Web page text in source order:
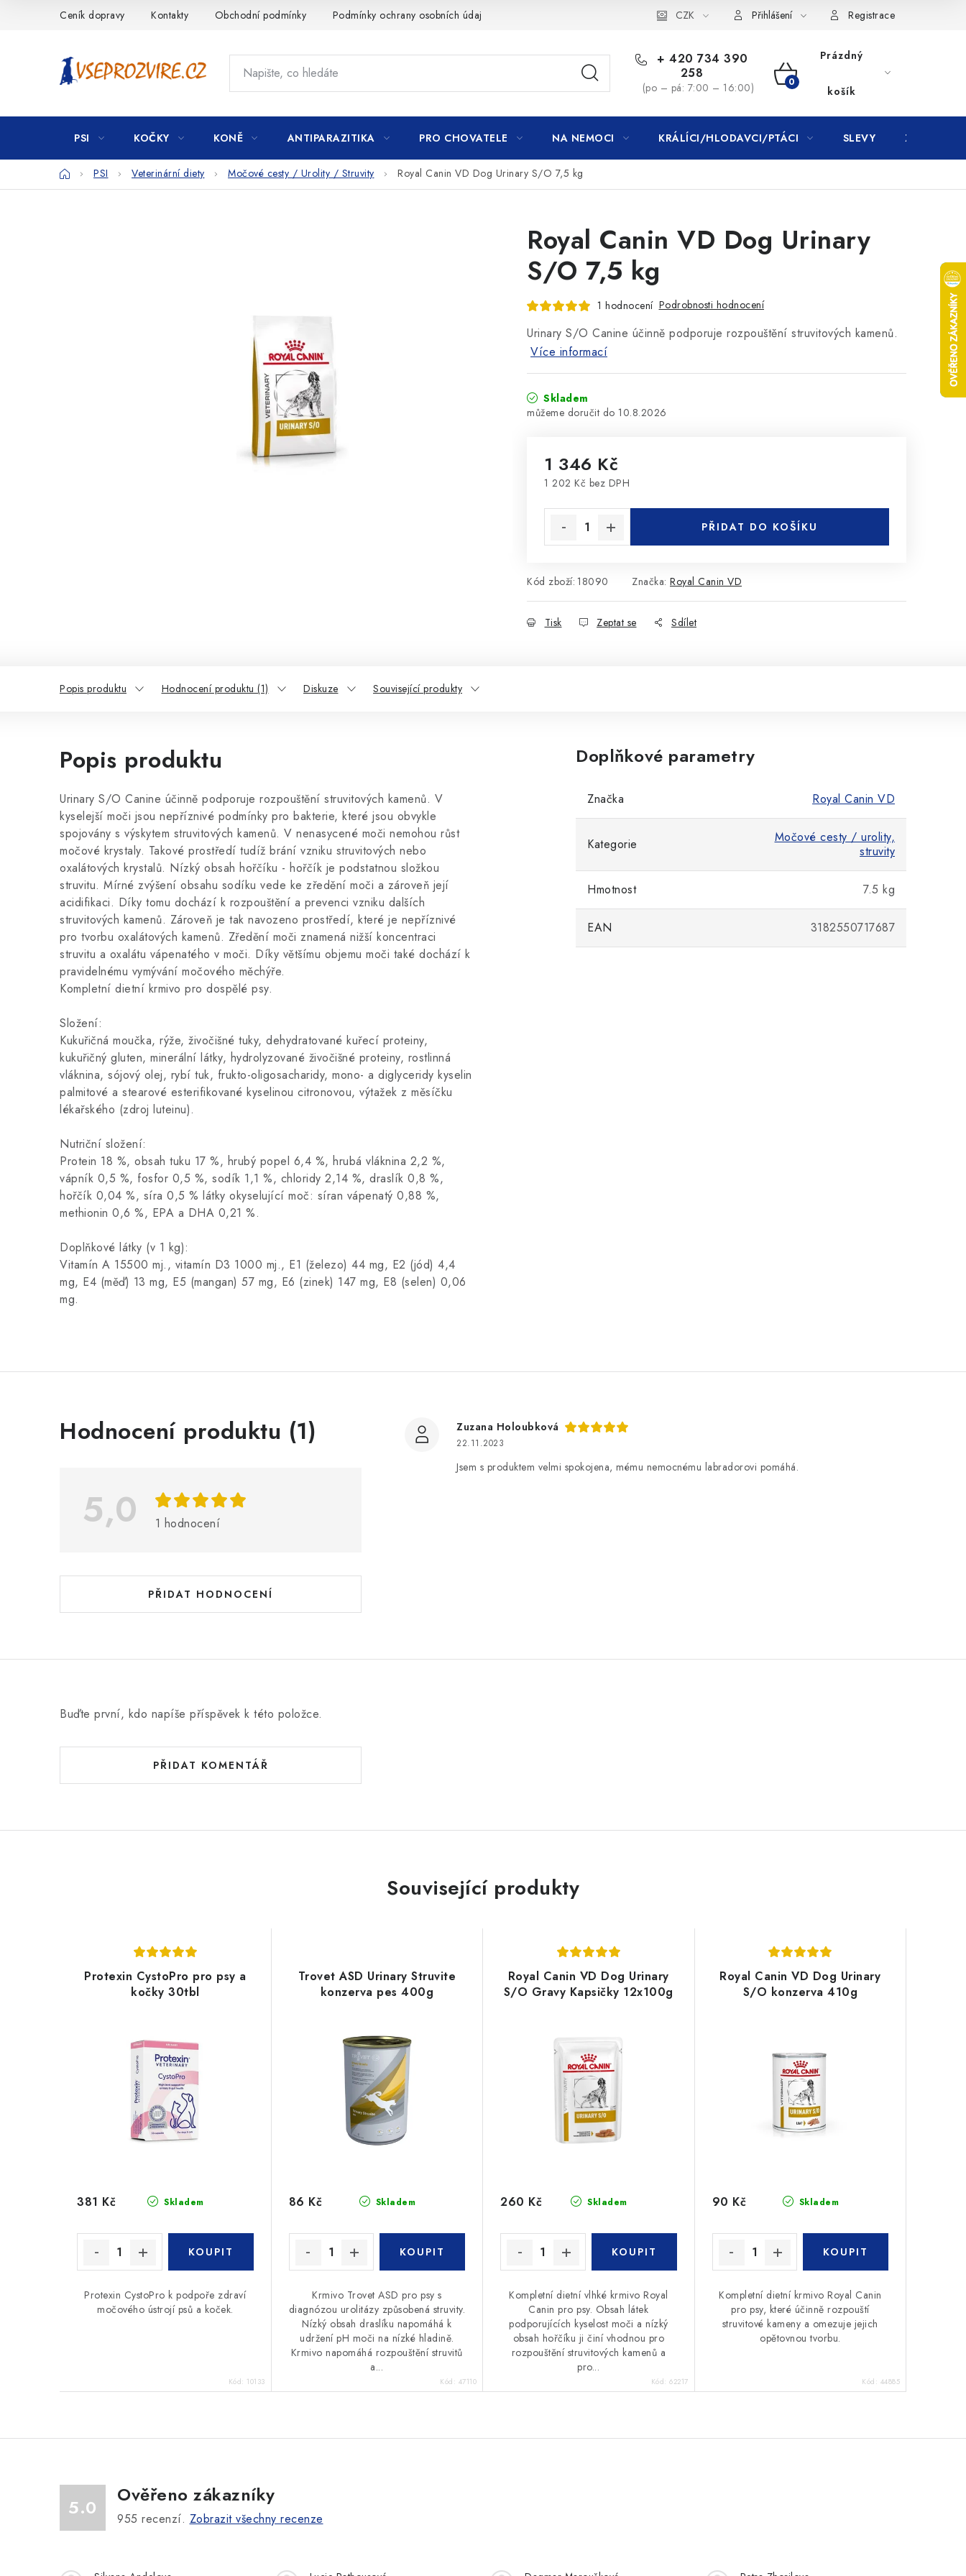
Ceník dopravy Kontakty Obchodní podmínky Podmínky ochrany osobních údajů CZK Přihlášení Registrace
+ 420 734 390
258
(po – pá: 7:00 – 16:00)
NÁKUPNÍ
KOŠÍK
Prázdný
košík
PSI KOČKY KONĚ ANTIPARAZITIKA PRO CHOVATELE NA NEMOCI KRÁLÍCI/HLODAVCI/PTÁCI SLEVY ZNAČKY
DomůPSI Veterinární diety Močové cesty / Urolity / Struvity Royal Canin VD Dog Urinary S/O 7,5 kg
Royal Canin VD Dog Urinary
S/O 7,5 kg
1 hodnocení Podrobnosti hodnocení
Urinary S/O Canine účinně podporuje rozpouštění struvitových kamenů.
Více informací
Skladem
10.8.2026
1 346 Kč
1 202 Kč bez DPH
PŘIDAT DO KOŠÍKU
Kód zboží: 18090 Značka: Royal Canin VD
Tisk Zeptat se Sdílet
Popis produktu Hodnocení produktu (1) Diskuze Související produkty
Popis produktu
Urinary S/O Canine účinně podporuje rozpouštění struvitových kamenů. V
kyselejší moči jsou nepříznivé podmínky pro bakterie, které jsou obvykle
spojovány s výskytem struvitových kamenů. V nenasycené moči nemohou růst
močové krystaly. Takové prostředí tudíž brání vzniku struvitových nebo
oxalátových krystalů. Nízký obsah hořčíku - hořčík je podstatnou složkou
struvitu. Mírné zvýšení obsahu sodíku vede ke zředění moči a zároveň její
acidifikaci. Díky tomu dochází k rozpouštění a prevenci vzniku dalších
struvitových kamenů. Zároveň je tak navozeno prostředí, které je nepříznivé
pro tvorbu oxalátových kamenů. Zředění moči znamená nižší koncentraci
struvitu a oxalátu vápenatého v moči. Díky většímu objemu moči také dochází k
pravidelnému vymývání močového měchýře.
Kompletní dietní krmivo pro dospělé psy.
Složení:
Kukuřičná moučka, rýže, živočišné tuky, dehydratované kuřecí proteiny,
kukuřičný gluten, minerální látky, hydrolyzované živočišné proteiny, rostlinná
vláknina, sójový olej, rybí tuk, frukto-oligosacharidy, mono- a diglyceridy kyselin
palmitové a stearové esterifikované kyselinou citronovou, výtažek z měsíčku
lékařského (zdroj luteinu).
Nutriční složení:
Protein 18 %, obsah tuku 17 %, hrubý popel 6,4 %, hrubá vláknina 2,2 %,
vápník 0,5 %, fosfor 0,5 %, sodík 1,1 %, chloridy 2,14 %, draslík 0,8 %,
hořčík 0,04 %, síra 0,5 % látky okyselující moč: síran vápenatý 0,88 %,
methionin 0,6 %, EPA a DHA 0,21 %.
Doplňkové látky (v 1 kg):
Vitamín A 15500 mj., vitamín D3 1000 mj., E1 (železo) 44 mg, E2 (jód) 4,4
mg, E4 (měď) 13 mg, E5 (mangan) 57 mg, E6 (zinek) 147 mg, E8 (selen) 0,06
mg.
Doplňkové parametry
Značka Royal Canin VD
Kategorie
Močové cesty / urolity,
struvity
Hmotnost 7.5 kg
EAN 3182550717687
Hodnocení produktu (1)
5,0 1 hodnocení
PŘIDAT HODNOCENÍ
V
o
n
c
n
Zuzana Holoubková
22.11.2023
Jsem s produktem velmi spokojena, mému nemocnému labradorovi pomáhá.
Buďte první, kdo napíše příspěvek k této položce.
PŘIDAT KOMENTÁŘ
Související produkty
Protexin CystoPro pro psy a
kočky 30tbl
Skladem
381 Kč
Protexin CystoPro k podpoře zdraví
močového ústrojí psů a koček.
Kód: 10133
Trovet ASD Urinary Struvite
konzerva pes 400g
Skladem
86 Kč
Krmivo Trovet ASD pro psy s
diagnózou urolitázy způsobená struvity.
Nízký obsah draslíku napomáhá k
udržení pH moči na nízké hladině.
Krmivo napomáhá rozpouštění struvitů
a...
Kód: 47110
Royal Canin VD Dog Urinary
S/O Gravy Kapsičky 12x100g
Skladem
260 Kč
Kompletní dietní vlhké krmivo Royal
Canin pro psy. Obsah látek
podporujících kyselost moči a nízký
obsah hořčíku ji činí vhodnou pro
rozpouštění struvitových kamenů a
pro...
Kód: 62217
Royal Canin VD Dog Urinary
S/O konzerva 410g
Skladem
90 Kč
Kompletní dietní krmivo Royal Canin
pro psy, které účinně rozpouští
struvitové kameny a omezuje jejich
opětovnou tvorbu.
Kód: 44885
5.0
Ověřeno zákazníky
955 recenzí. Zobrazit všechny recenze